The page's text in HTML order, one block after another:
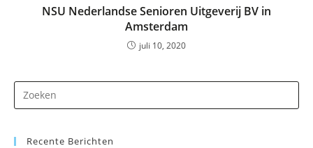
NSU Nederlandse Senioren Uitgeverij BV in
Amsterdam
juli 10, 2020
op
Recente Berichten